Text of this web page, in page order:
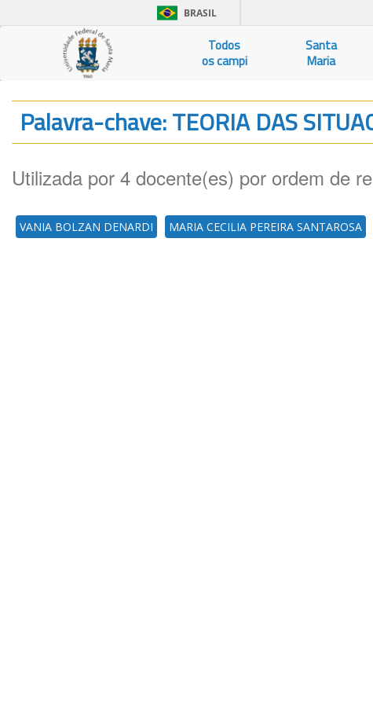
BRASIL
Todos
os campi
Santa
Maria
Palavra-chave: TEORIA DAS
Utilizada por 4 docente(es) por ordem de
VANIA BOLZAN DENARDI MARIA CECILIA PEREIRA SANTAROSA